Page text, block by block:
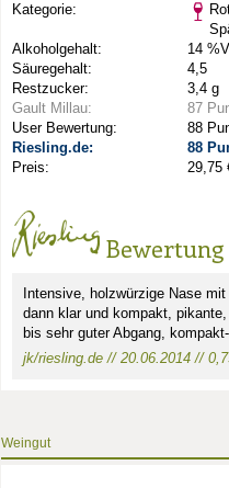
Kategorie:
Alkoholgehalt:
14
Säuregehalt:
4,5
Restzucker:
3,4 g
Gault Millau:
87
User Bewertung:
88
Riesling.de:
88
Preis:
29,75
Bewertung
Intensive, holzwürzige Nase
dann klar und kompakt,
bis sehr guter Abgang,
jk/riesling.de // 20.06.2014 //
Weingut